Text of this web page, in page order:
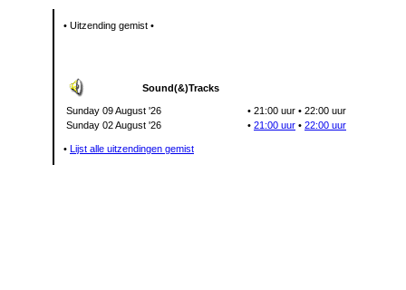
• Uitzending gemist •
Sound(&)Tracks
Sunday 09 August '26 • 21:00 uur • 22:00 uur
Sunday 02 August '26
• 21:00 uur • 22:00 uur
• Lijst alle uitzendingen gemist